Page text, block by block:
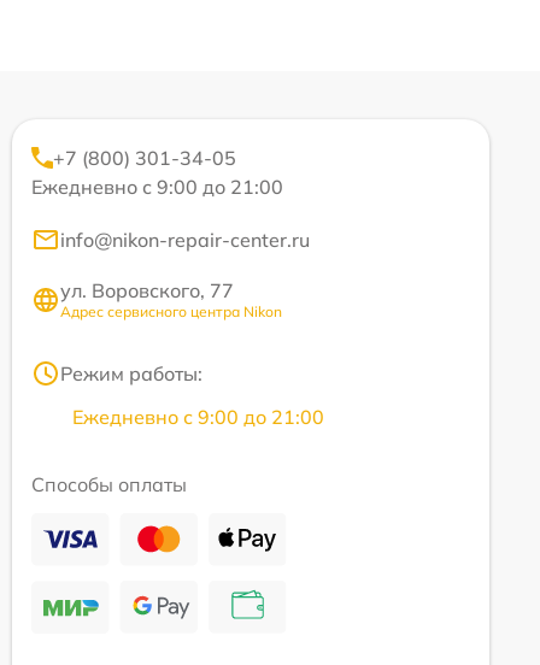
+7 (800) 301-34-05
Ежедневно с 9:00 до 21:00
info@nikon-repair-center.ru
ул. Воровского, 77
Адрес сервисного центра Nikon
Режим работы:
Ежедневно с 9:00 до 21:00
Способы оплаты